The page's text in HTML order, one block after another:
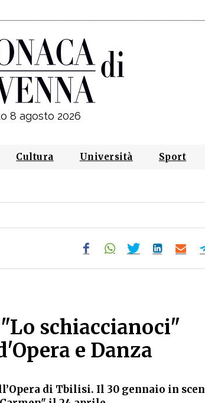
8 agosto 2026
Cultura Università Sport
schiaccianoci"
e Danza
di Tbilisi. Il 30 gennaio in